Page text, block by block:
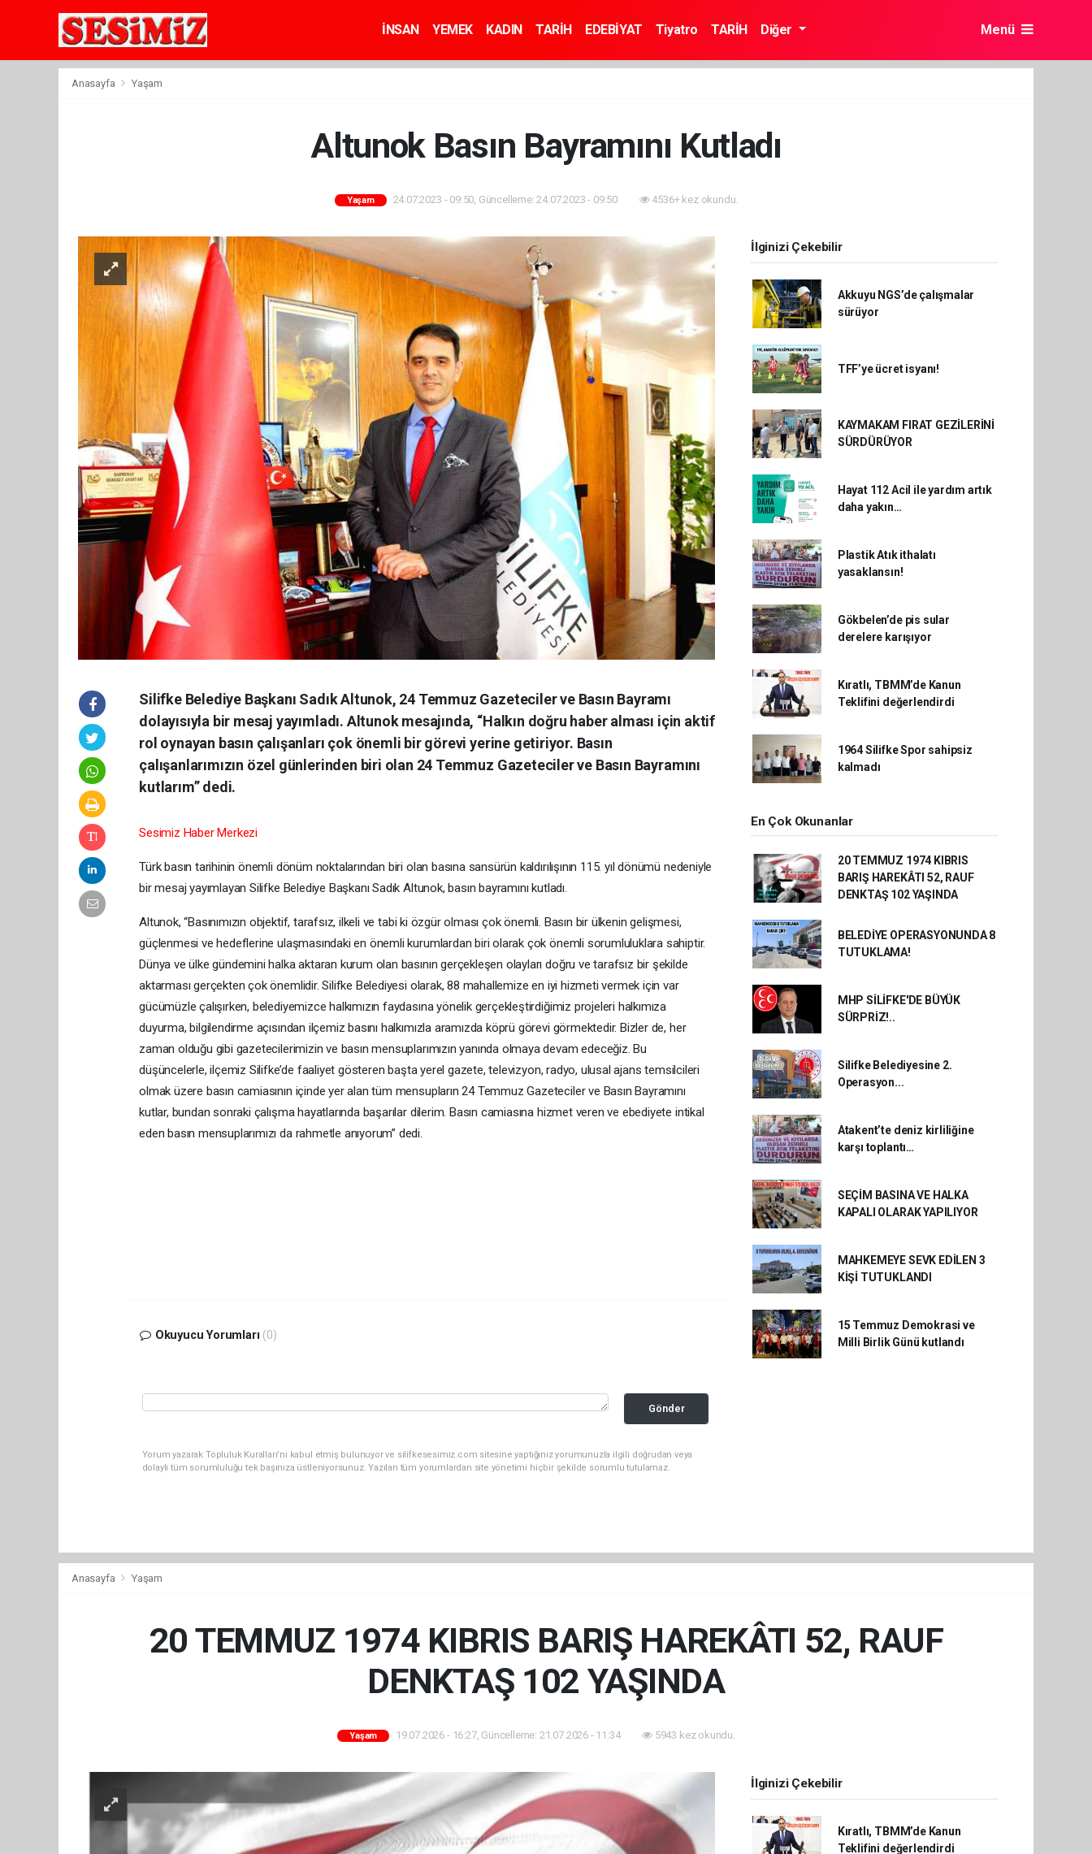
İNSAN YEMEK KADIN TARİH EDEBİYAT Tiyatro TARİH Diğer Menü
Anasayfa Yaşam
Altunok Basın Bayramını Kutladı
Yaşam 24.07.2023 - 09:50, Güncelleme: 24.07.2023 - 09:50 4536+ kez okundu.
Silifke Belediye Başkanı Sadık Altunok, 24 Temmuz Gazeteciler ve Basın Bayramı
dolayısıyla bir mesaj yayımladı. Altunok mesajında, “Halkın doğru haber alması için aktif
rol oynayan basın çalışanları çok önemli bir görevi yerine getiriyor. Basın
çalışanlarımızın özel günlerinden biri olan 24 Temmuz Gazeteciler ve Basın Bayramını
kutlarım” dedi.
Sesimiz Haber Merkezi
Türk basın tarihinin önemli dönüm noktalarından biri olan basına sansürün kaldırılışının 115. yıl dönümü nedeniyle
bir mesaj yayımlayan Silifke Belediye Başkanı Sadık Altunok, basın bayramını kutladı.
Altunok, “Basınımızın objektif, tarafsız, ilkeli ve tabi ki özgür olması çok önemli. Basın bir ülkenin gelişmesi,
güçlenmesi ve hedeflerine ulaşmasındaki en önemli kurumlardan biri olarak çok önemli sorumluluklara sahiptir.
Dünya ve ülke gündemini halka aktaran kurum olan basının gerçekleşen olayları doğru ve tarafsız bir şekilde
aktarması gerçekten çok önemlidir. Silifke Belediyesi olarak, 88 mahallemize en iyi hizmeti vermek için var
gücümüzle çalışırken, belediyemizce halkımızın faydasına yönelik gerçekleştirdiğimiz projeleri halkımıza
duyurma, bilgilendirme açısından ilçemiz basını halkımızla aramızda köprü görevi görmektedir. Bizler de, her
zaman olduğu gibi gazetecilerimizin ve basın mensuplarımızın yanında olmaya devam edeceğiz. Bu
düşüncelerle, ilçemiz Silifke’de faaliyet gösteren başta yerel gazete, televizyon, radyo, ulusal ajans temsilcileri
olmak üzere basın camiasının içinde yer alan tüm mensupların 24 Temmuz Gazeteciler ve Basın Bayramını
kutlar, bundan sonraki çalışma hayatlarında başarılar dilerim. Basın camiasına hizmet veren ve ebediyete intikal
eden basın mensuplarımızı da rahmetle anıyorum” dedi.
Okuyucu Yorumları (0)
Gönder
Yorum yazarak Topluluk Kuralları’nı kabul etmiş bulunuyor ve silifkesesimiz.com sitesine yaptığınız yorumunuzla ilgili doğrudan veya
dolaylı tüm sorumluluğu tek başınıza üstleniyorsunuz. Yazılan tüm yorumlardan site yönetimi hiçbir şekilde sorumlu tutulamaz.
İlginizi Çekebilir
Akkuyu NGS’de çalışmalar
sürüyor
TFF’ye ücret isyanı!
KAYMAKAM FIRAT GEZİLERİNİ
SÜRDÜRÜYOR
Hayat 112 Acil ile yardım artık
daha yakın…
Plastik Atık ithalatı
yasaklansın!
Gökbelen’de pis sular
derelere karışıyor
Kıratlı, TBMM’de Kanun
Teklifini değerlendirdi
1964 Silifke Spor sahipsiz
kalmadı
En Çok Okunanlar
20 TEMMUZ 1974 KIBRIS
BARIŞ HAREKÂTI 52, RAUF
DENKTAŞ 102 YAŞINDA
BELEDİYE OPERASYONUNDA 8
TUTUKLAMA!
MHP SİLİFKE'DE BÜYÜK
SÜRPRİZ!..
Silifke Belediyesine 2.
Operasyon...
Atakent’te deniz kirliliğine
karşı toplantı…
SEÇİM BASINA VE HALKA
KAPALI OLARAK YAPILIYOR
MAHKEMEYE SEVK EDİLEN 3
KİŞİ TUTUKLANDI
15 Temmuz Demokrasi ve
Milli Birlik Günü kutlandı
Anasayfa Yaşam
20 TEMMUZ 1974 KIBRIS BARIŞ HAREKÂTI 52, RAUF
DENKTAŞ 102 YAŞINDA
Yaşam 19.07.2026 - 16:27, Güncelleme: 21.07.2026 - 11:34 5943 kez okundu.
İlginizi Çekebilir
Kıratlı, TBMM’de Kanun
Teklifini değerlendirdi